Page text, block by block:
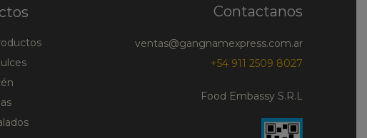
Contactanos
ventas@gangnamexpress.com.ar
+54 911 2509 8027
Food Embassy S.R.L